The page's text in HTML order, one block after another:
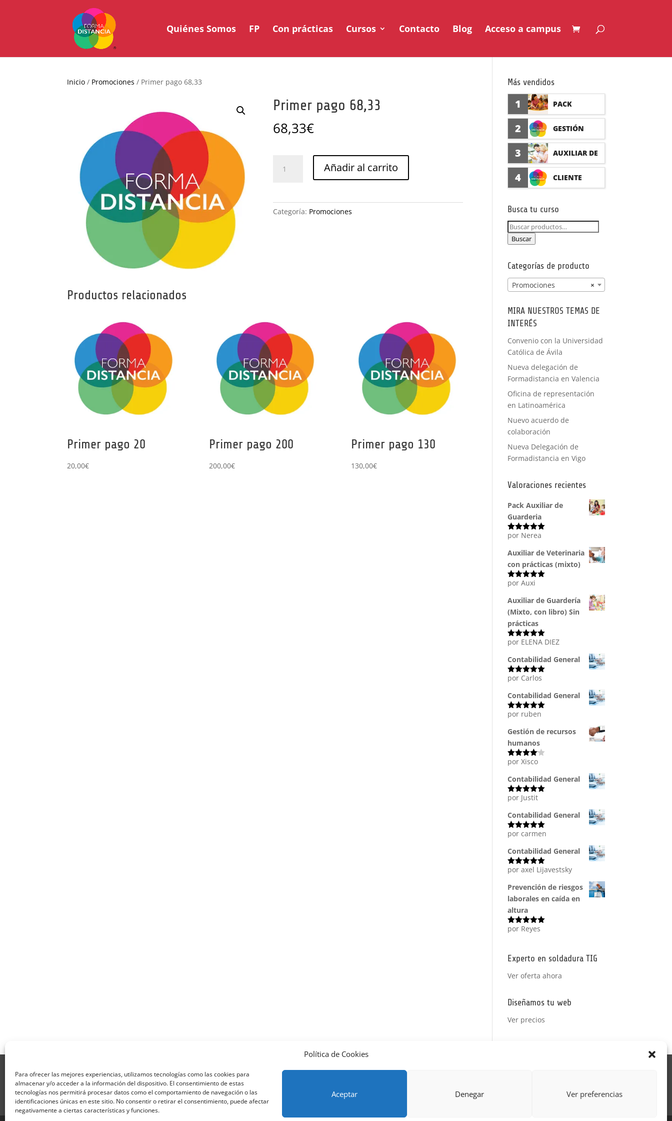
Política de Cookies
Para ofrecer las mejores experiencias, utilizamos tecnologías como las cookies para
almacenar y/o acceder a la información del dispositivo. El consentimiento de estas
tecnologías nos permitirá procesar datos como el comportamiento de navegación o las
identificaciones únicas en este sitio. No consentir o retirar el consentimiento, puede afectar
negativamente a ciertas características y funciones.
Aceptar Denegar Ver preferencias
Quiénes Somos FP Con prácticas Cursos Contacto Blog Acceso a campus
Inicio / Promociones / Primer pago 68,33
Primer pago 68,33
68,33€
pago
Añadir al carrito
Categoría: Promociones
Productos relacionados
Primer pago 20
20,00€
Primer pago 200
200,00€
Primer pago 130
130,00€
Más vendidos
1 PACK
AUXILIAR DE
GUARDERÍA
CON
2 GESTIÓN
SEGURO DE
ACCIDENTES
(PRÁCTICAS
FORMATIVAS)
3 AUXILIAR DE
FARMACIA Y
IA CON
PRÁCTICAS
4 CLIENTE
Busca tu curso
Buscar
por:
Buscar
Categorías de producto
×
Promociones
MIRA NUESTROS TEMAS DE
INTERÉS
Convenio con la Universidad
Católica de Ávila
Nueva delegación de
Formadistancia en Valencia
Oficina de representación
en Latinoamérica
Nuevo acuerdo de
colaboración
Nueva Delegación de
Formadistancia en Vigo
Valoraciones recientes
Pack Auxiliar de
Guarderia
Valorado
por Nerea
Auxiliar de Veterinaria
con prácticas (mixto)
Valorado
por Auxi
Auxiliar de Guardería
(Mixto, con libro) Sin
prácticas
Valorado
por ELENA DIEZ
Contabilidad General
Valorado
por Carlos
Contabilidad General
Valorado
por ruben
Gestión de recursos
humanos
Valorado
5
por Xisco
Contabilidad General
Valorado
por Justit
Contabilidad General
Valorado
por carmen
Contabilidad General
Valorado
por axel Lijavestsky
Prevención de riesgos
laborales en caída en
altura
Valorado
por Reyes
Experto en soldadura TIG
Ver oferta ahora
Diseñamos tu web
Ver precios
Términos y condiciones – Contrato de matrícula
Política de Cookies
Formulario de Datos necesarios para alta
Métodos de pago SEQURA
Formulario de responsabilidad de APPCC
Plantilla formación bonificada Formación Obligatoria según Sector
Formulario uso de imagen
Encuesta
Contacto Centros colaboradores